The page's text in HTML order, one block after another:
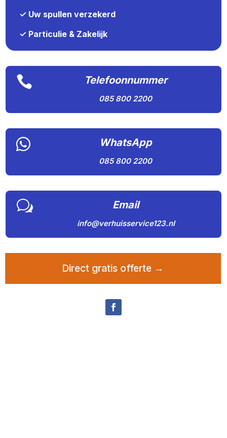
✓ Uw spullen verzekerd
✓ Particulie & Zakelijk
 Telefoonnummer
085 800 2200
 WhatsApp
085 800 2200
w Email
info@verhuisservice123.nl
Direct gratis offerte →